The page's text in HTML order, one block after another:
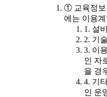
① 교육정보
에는 이용
1. 설
2. 기
3. 이
인 자
을 경
4. 기
인 운